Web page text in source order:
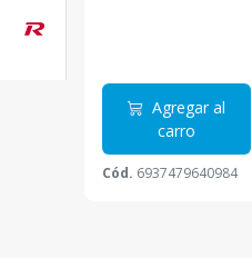
Agregar al
carro
Cód. 6937479640984